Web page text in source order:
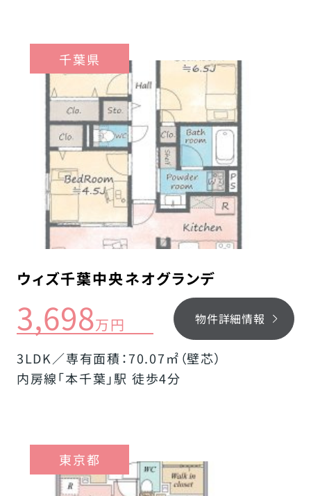
千葉県
ウィズ千葉中央ネオグランデ
3,698万円 物件詳細情報
3LDK／専有面積：70.07㎡（壁芯）
内房線「本千葉」駅 徒歩4分
東京都